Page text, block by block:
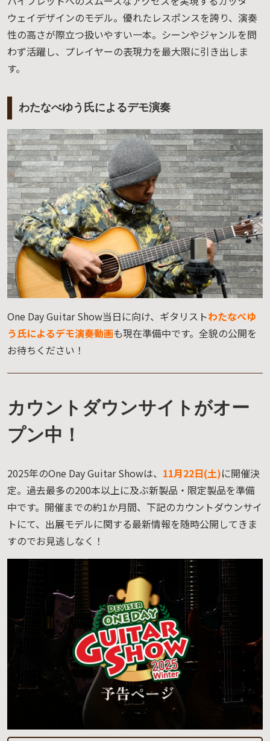
ウェイデザインのモデル。優れたレスポンスを誇り、演奏
性の高さが際立つ扱いやすい一本。シーンやジャンルを問
わず活躍し、プレイヤーの表現力を最大限に引き出しま
す。
わたなべゆう氏によるデモ演奏
One Day Guitar Show当日に向け、ギタリストわたなべゆ
う氏によるデモ演奏動画も現在準備中です。全貌の公開を
お待ちください！
カウントダウンサイトがオー
プン中！
2025年のOne Day Guitar Showは、 11月22日(土)に開催決
定。過去最多の200本以上に及ぶ新製品・限定製品を準備
中です。開催までの約1か月間、下記のカウントダウンサイ
トにて、出展モデルに関する最新情報を随時公開してきま
すのでお見逃しなく！